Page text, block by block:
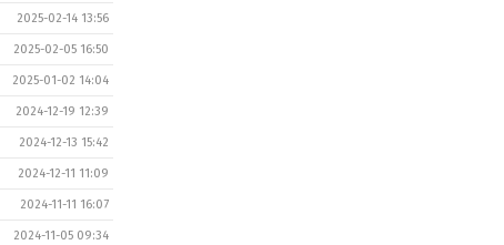
2025-02-14 13:56
2025-02-05 16:50
2025-01-02 14:04
2024-12-19 12:39
2024-12-13 15:42
2024-12-11 11:09
2024-11-11 16:07
2024-11-05 09:34